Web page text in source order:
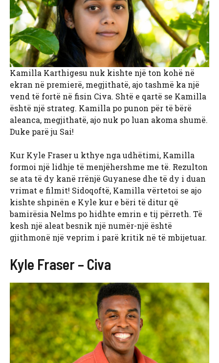
Kamilla Karthigesu nuk kishte një ton kohë në
ekran në premierë, megjithatë, ajo tashmë ka një
vend të fortë në fisin Civa. Shtë e qartë se Kamilla
është një strateg. Kamilla po punon për të bërë
aleanca, megjithatë, ajo nuk po luan akoma shumë.
Duke parë ju Sai!
Kur Kyle Fraser u kthye nga udhëtimi, Kamilla
formoi një lidhje të menjëhershme me të. Rezulton
se ata të dy kanë rrënjë Guyanese dhe të dy i duan
vrimat e filmit! Sidoqoftë, Kamilla vërtetoi se ajo
kishte shpinën e Kyle kur e bëri të ditur që
bamirësia Nelms po hidhte emrin e tij përreth. Të
kesh një aleat besnik një numër-një është
gjithmonë një veprim i parë kritik në të mbijetuar.
Kyle Fraser – Civa